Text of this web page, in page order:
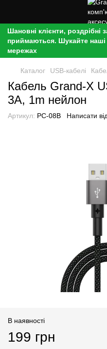
Шановні клієнти,
приймаються. Шукайте наші
мережах
Каталог USB-кабелі
Кабель Grand-X
3A, 1m нейлон
Артикул: PC-08B Написати
В наявності
199 грн